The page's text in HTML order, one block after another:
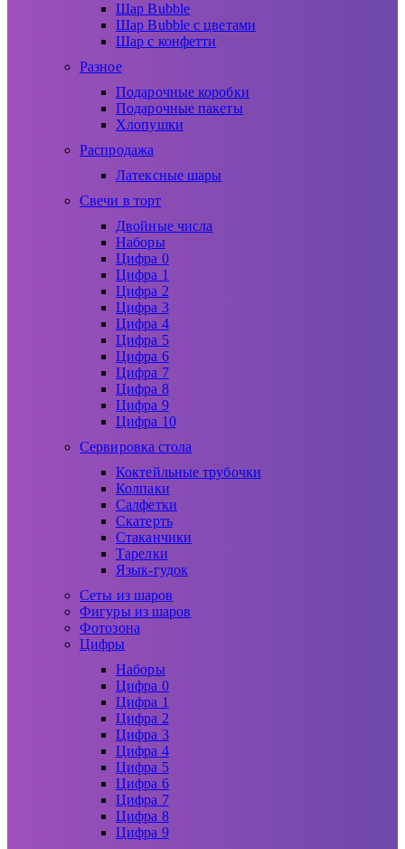
Шар Bubble
Шар Bubble с цветами
Шар с конфетти
Разное
Подарочные коробки
Подарочные пакеты
Хлопушки
Распродажа
Латексные шары
Свечи в торт
Двойные числа
Наборы
Цифра 0
Цифра 1
Цифра 2
Цифра 3
Цифра 4
Цифра 5
Цифра 6
Цифра 7
Цифра 8
Цифра 9
Цифра 10
Сервировка стола
Коктейльные трубочки
Колпаки
Салфетки
Скатерть
Стаканчики
Тарелки
Язык-гудок
Сеты из шаров
Фигуры из шаров
Фотозона
Цифры
Наборы
Цифра 0
Цифра 1
Цифра 2
Цифра 3
Цифра 4
Цифра 5
Цифра 6
Цифра 7
Цифра 8
Цифра 9